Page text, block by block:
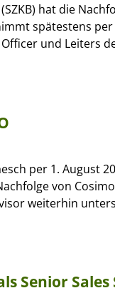
hat die
spätestens
und Leiters
per 1. August
von
weiterhin
Senior Sales